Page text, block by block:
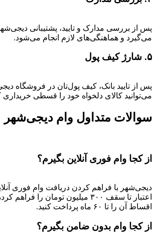
پس از بررسی مدارک و تایید، پشتیبانی
می‌گیرد و هماهنگی‌های لازم انجام می‌شود.
۵. شارژ کیف پول
پس از تایید بانک، کیف پول‌تان در فروشگاه
می‌توانید کالای دلخواه خود را قسطی خریداری
سوالات متداول وام دیجی‌شهر
از کجا وام فوری آنلاین بگیرم؟
دیجی‌شهر با فراهم کردن دریافت وام فوری
اعتبار تا سقف ۳۰۰ میلیون تومان را
اقساط آن را تا ۶۰ ماه پرداخت کنید.
از کجا وام بدون ضامن بگیرم؟